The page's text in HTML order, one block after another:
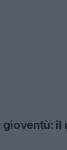
gioventù: il